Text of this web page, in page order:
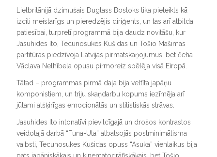
Lielbritānijā dzimušais Duglass Bostoks tika pieteikts kā
izcili meistarīgs un pieredzējis diriģents, un tas arī atbilda
patiesībai, turpretī programmā bija daudz novitāšu, kur
Jasuhides Ito, Tecunosukes Kušidas un Tošio Mašimas
partitūras piedzīvoja Latvijas pirmatskaņojumus, bet čeha
Vāclava Nelhībela opusu pirmoreiz spēlēja visā Eiropā.
Tātad – programmas pirmā daļa bija veltīta japāņu
komponistiem, un triju skaņdarbu kopums iezīmēja arī
jūtami atšķirīgas emocionālās un stilistiskās strāvas.
Jasuhides Ito intonatīvi pievilcīgajā un drošos kontrastos
veidotajā darbā “Funa-Uta” atbalsojās postminimālisma
vaibsti, Tecunosukes Kušidas opuss “Asuka” vienlaikus bija